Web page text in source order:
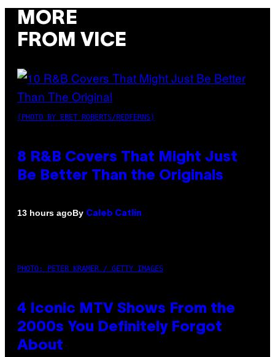
MORE
FROM VICE
(PHOTO BY EBET ROBERTS/REDFERNS)
8 R&B Covers That Might Just
Be Better Than the Originals
13 hours agoBy Caleb Catlin
PHOTO: PETER KRAMER / GETTY IMAGES
4 Iconic MTV Shows From the
2000s You Definitely Forgot
About